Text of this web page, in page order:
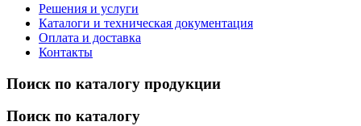
Решения и услуги
Каталоги и техническая документация
Оплата и доставка
Контакты
Поиск по каталогу продукции
Поиск по каталогу